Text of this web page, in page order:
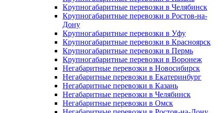
Крупногабаритные перевозки в Челябинск
Крупногабаритные перевозки в Ростов-на-
Дону
Крупногабаритные перевозки в Уфу
Крупногабаритные перевозки в Красноярск
Крупногабаритные перевозки в Пермь
Крупногабаритные перевозки в Воронеж
Негабаритные перевозки в Новосибирск
Негабаритные перевозки в Екатеринбург
Негабаритные перевозки в Казань
Негабаритные перевозки в Челябинск
Негабаритные перевозки в Омск